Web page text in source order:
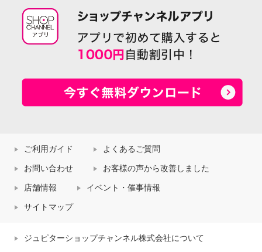
ご利用ガイド よくあるご質問
お問い合わせ お客様の声から改善しました
店舗情報 イベント・催事情報
サイトマップ
ジュピターショップチャンネル株式会社について